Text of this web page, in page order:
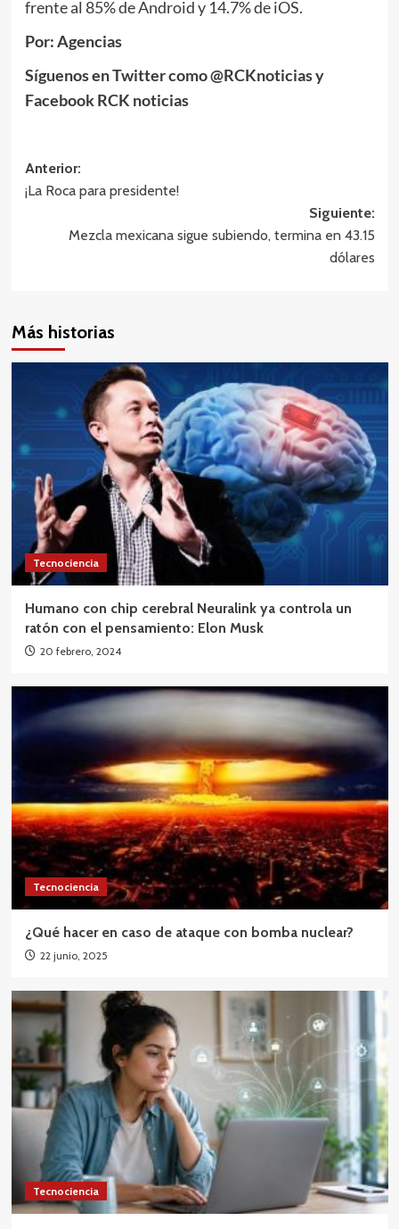
frente al 85% de Android y 14.7% de iOS.
Por: Agencias
Síguenos en Twitter como @RCKnoticias y
Facebook RCK noticias
Navegación
de
entradas
Anterior:
¡La Roca para presidente!
Siguiente:
Mezcla mexicana sigue subiendo, termina en 43.15
dólares
Más historias
Tecnociencia
Humano con chip cerebral Neuralink ya controla un
ratón con el pensamiento: Elon Musk
20 febrero, 2024
Tecnociencia
¿Qué hacer en caso de ataque con bomba nuclear?
22 junio, 2025
Tecnociencia